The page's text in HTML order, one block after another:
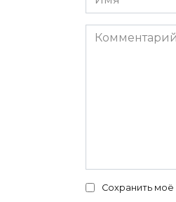
*
Комментарий
Сохранить